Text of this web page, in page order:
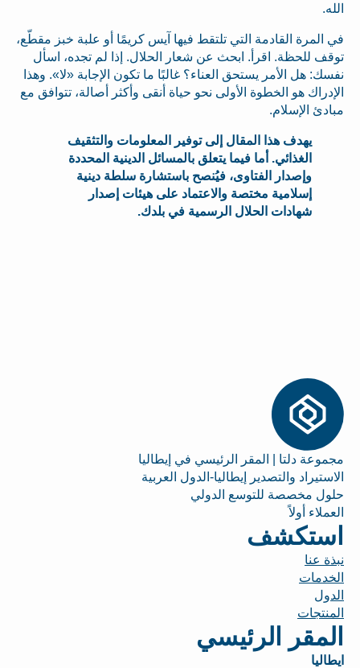
الله.
في المرة القادمة التي تلتقط فيها آيس كريمًا أو علبة خبز مقطّع،
توقف للحظة. اقرأ. ابحث عن شعار الحلال. إذا لم تجده، اسأل
نفسك: هل الأمر يستحق العناء؟ غالبًا ما تكون الإجابة «لا». وهذا
الإدراك هو الخطوة الأولى نحو حياة أنقى وأكثر أصالة، تتوافق مع
مبادئ الإسلام.
يهدف هذا المقال إلى توفير المعلومات والتثقيف
الغذائي. أما فيما يتعلق بالمسائل الدينية المحددة
وإصدار الفتاوى، فيُنصح باستشارة سلطة دينية
إسلامية مختصة والاعتماد على هيئات إصدار
شهادات الحلال الرسمية في بلدك.
مجموعة دلتا | المقر الرئيسي في إيطاليا
الاستيراد والتصدير إيطاليا-الدول العربية
حلول مخصصة للتوسع الدولي
العملاء أولاً
استكشف
نبذة عنا
الخدمات
الدول
المنتجات
المقر الرئيسي
ايطاليا